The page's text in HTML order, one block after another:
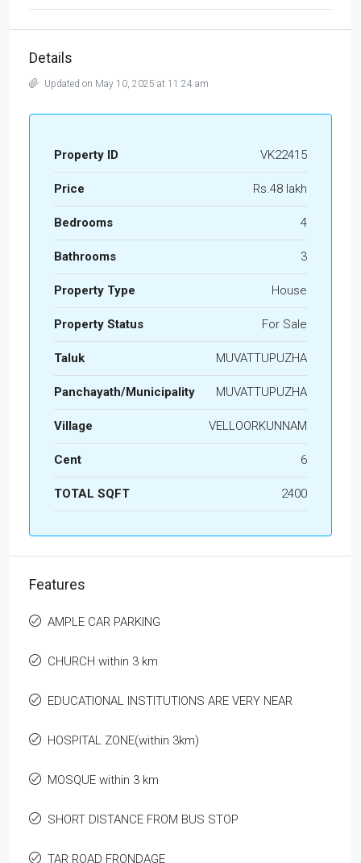
Details
Updated on May 10, 2025 at 11:24 am
Property ID VK22415
Price Rs.48 lakh
Bedrooms 4
Bathrooms 3
Property Type House
Property Status For Sale
Taluk MUVATTUPUZHA
Panchayath/Municipality MUVATTUPUZHA
Village VELLOORKUNNAM
Cent 6
TOTAL SQFT 2400
Features
AMPLE CAR PARKING
CHURCH within 3 km
EDUCATIONAL INSTITUTIONS ARE VERY NEAR
HOSPITAL ZONE(within 3km)
MOSQUE within 3 km
SHORT DISTANCE FROM BUS STOP
TAR ROAD FRONDAGE